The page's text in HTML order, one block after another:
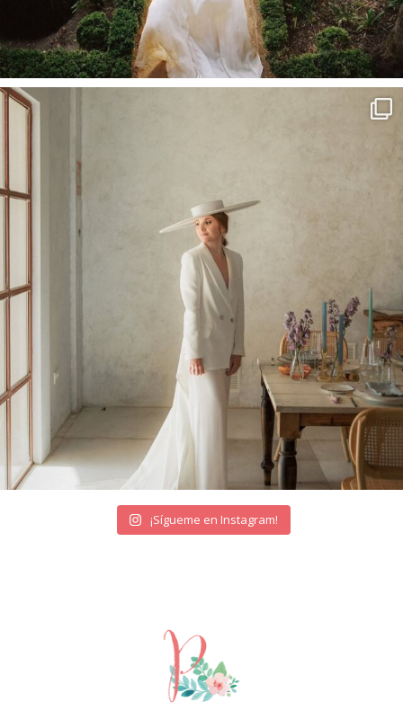
¡Sígueme en Instagram!